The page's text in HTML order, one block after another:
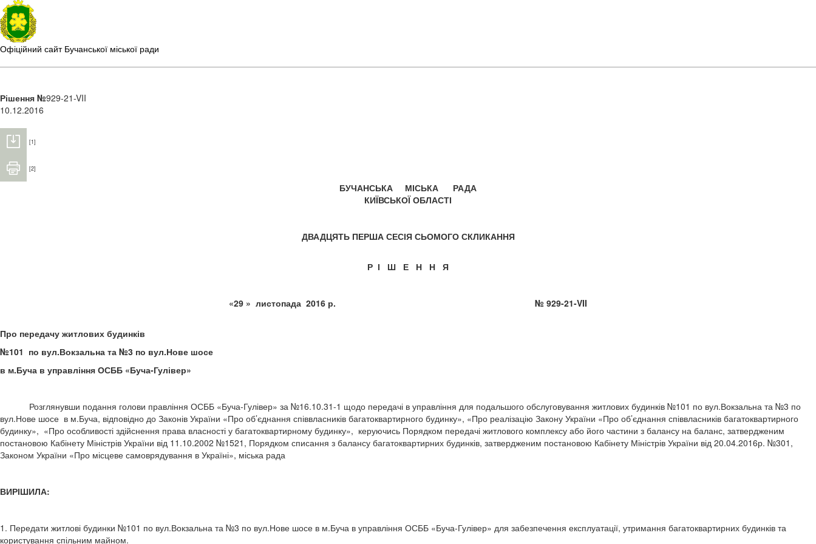
Офіційний сайт Бучанської міської ради
Рішення №929-21-VII
10.12.2016
[1]
[2]
БУЧАНСЬКА МІСЬКА РАДА
КИЇВСЬКОЇ ОБЛАСТІ
ДВАДЦЯТЬ ПЕРША СЕСІЯ СЬОМОГО СКЛИКАННЯ
Р І Ш Е Н Н Я
«29 » листопада 2016 р. № 929-21-VII
Про передачу житлових будинків
№101 по вул.Вокзальна та №3 по вул.Нове шосе
в м.Буча в управління ОСББ «Буча-Гулівер»
Розглянувши подання голови правління ОСББ «Буча-Гулівер» за №16.10.31-1 щодо передачі в управління для подальшого обслуговування житлових будинків №101 по вул.Вокзальна та №3 по
вул.Нове шосе в м.Буча, відповідно до Законів України «Про об’єднання співвласників багатоквартирного будинку», «Про реалізацію Закону України «Про об’єднання співвласників багатоквартирного
будинку», «Про особливості здійснення права власності у багатоквартирному будинку», керуючись Порядком передачі житлового комплексу або його частини з балансу на баланс, затвердженим
постановою Кабінету Міністрів України від 11.10.2002 №1521, Порядком списання з балансу багатоквартирних будинків, затвердженим постановою Кабінету Міністрів України від 20.04.2016р. №301,
Законом України «Про місцеве самоврядування в Україні», міська рада
ВИРІШИЛА:
1. Передати житлові будинки №101 по вул.Вокзальна та №3 по вул.Нове шосе в м.Буча в управління ОСББ «Буча-Гулівер» для забезпечення експлуатації, утримання багатоквартирних будинків та
користування спільним майном.